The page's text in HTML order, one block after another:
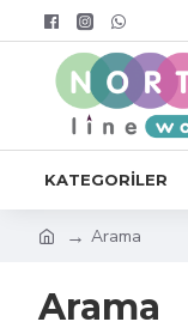
KATEGORILER
Arama
Arama